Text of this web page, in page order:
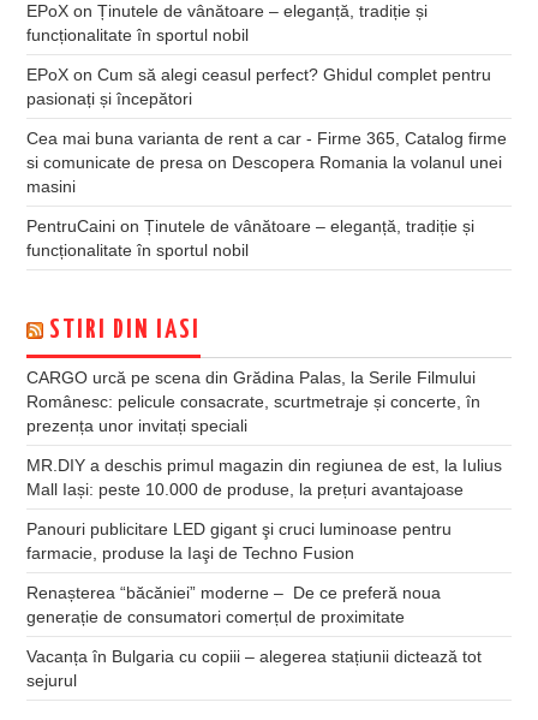
EPoX onȚinutele de vânătoare – eleganță, tradiție și
funcționalitate în sportul nobil
EPoX onCum să alegi ceasul perfect? Ghidul complet pentru
pasionați și începători
Cea mai buna varianta de rent a car - Firme 365, Catalog firme
si comunicate de presa on Descopera Romania la volanul unei
masini
PentruCaini onȚinutele de vânătoare – eleganță, tradiție și
funcționalitate în sportul nobil
STIRI DIN IASI
CARGO urcă pe scena din Grădina Palas, la Serile Filmului
Românesc: pelicule consacrate, scurtmetraje și concerte, în
prezența unor invitați speciali
MR.DIY a deschis primul magazin din regiunea de est, la Iulius
Mall Iași: peste 10.000 de produse, la prețuri avantajoase
Panouri publicitare LED gigant şi cruci luminoase pentru
farmacie, produse la Iaşi de Techno Fusion
Renașterea “băcăniei” moderne – De ce preferă noua
generație de consumatori comerțul de proximitate
Vacanța în Bulgaria cu copiii – alegerea stațiunii dictează tot
sejurul